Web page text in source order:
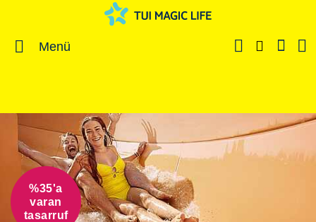
Menü
%35'a
varan
tasarruf